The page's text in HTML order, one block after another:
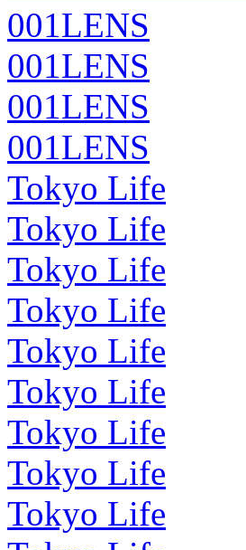
001LENS
001LENS
001LENS
001LENS
Tokyo Life
Tokyo Life
Tokyo Life
Tokyo Life
Tokyo Life
Tokyo Life
Tokyo Life
Tokyo Life
Tokyo Life